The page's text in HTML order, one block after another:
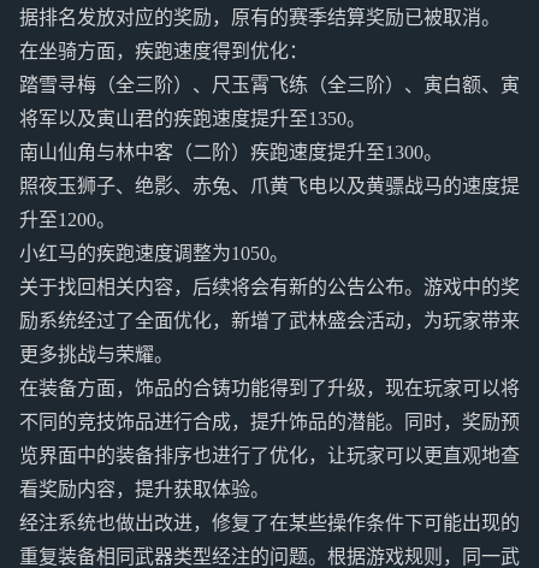
据排名发放对应的奖励，原有的赛季结算奖励已被取消。
在坐骑方面，疾跑速度得到优化：
踏雪寻梅（全三阶）、尺玉霄飞练（全三阶）、寅白额、寅
将军以及寅山君的疾跑速度提升至1350。
南山仙角与林中客（二阶）疾跑速度提升至1300。
照夜玉狮子、绝影、赤兔、爪黄飞电以及黄骠战马的速度提
升至1200。
小红马的疾跑速度调整为1050。
关于找回相关内容，后续将会有新的公告公布。游戏中的奖
励系统经过了全面优化，新增了武林盛会活动，为玩家带来
更多挑战与荣耀。
在装备方面，饰品的合铸功能得到了升级，现在玩家可以将
不同的竞技饰品进行合成，提升饰品的潜能。同时，奖励预
览界面中的装备排序也进行了优化，让玩家可以更直观地查
看奖励内容，提升获取体验。
经注系统也做出改进，修复了在某些操作条件下可能出现的
重复装备相同武器类型经注的问题。根据游戏规则，同一武